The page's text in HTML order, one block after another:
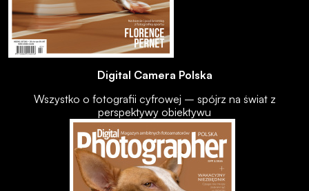
Digital Camera Polska
Wszystko o fotografii cyfrowej – spójrz na świat z
perspektywy obiektywu